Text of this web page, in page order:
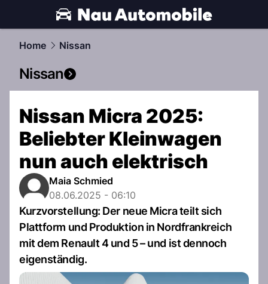
automobile.NAU.ch
Home Nissan
Nissan
Nissan Micra 2025:
Beliebter Kleinwagen
nun auch elektrisch
Maia Schmied
08.06.2025 - 06:10
Kurzvorstellung: Der neue Micra teilt sich
Plattform und Produktion in Nordfrankreich
mit dem Renault 4 und 5 – und ist dennoch
eigenständig.